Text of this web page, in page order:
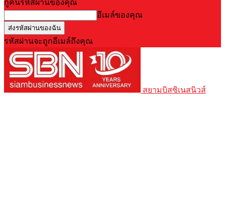
กู้คืนรหัสผ่านของคุณ
อีเมล์ของคุณ
รหัสผ่านจะถูกอีเมล์ถึงคุณ
สยามบิสซิเนสนิวส์